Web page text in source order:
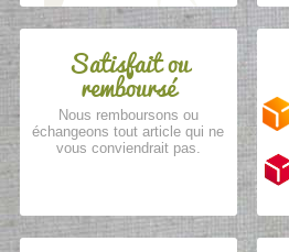
Satisfait ou
remboursé
Nous remboursons ou
échangeons tout article qui ne
vous conviendrait pas.